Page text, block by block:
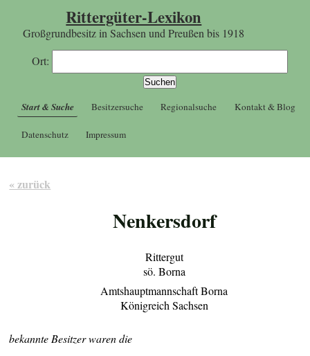
Rittergüter-Lexikon
Großgrundbesitz in Sachsen und Preußen bis 1918
Ort:
Start & Suche Besitzersuche Regionalsuche Kontakt & Blog
Datenschutz Impressum
« zurück
Nenkersdorf
Rittergut
sö. Borna
Amtshauptmannschaft Borna
Königreich Sachsen
bekannte Besitzer waren die